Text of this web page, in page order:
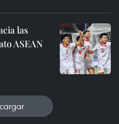
las
ASEAN